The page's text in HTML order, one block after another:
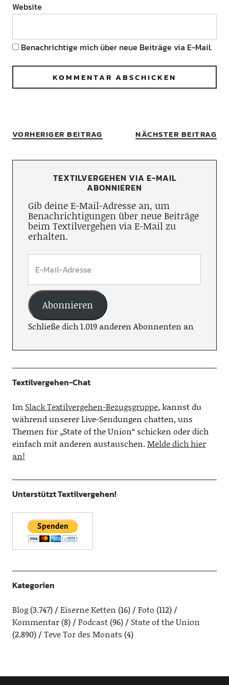
Website
Benachrichtige mich über neue Beiträge via E-Mail.
VORHERIGER BEITRAG NÄCHSTER BEITRAG
TEXTILVERGEHEN VIA E-MAIL
ABONNIEREN
Gib deine E-Mail-Adresse an, um
Benachrichtigungen über neue Beiträge
beim Textilvergehen via E-Mail zu
erhalten.
Abonnieren
Schließe dich 1.019 anderen Abonnenten an
Textilvergehen-Chat
Im Slack Textilvergehen-Bezugsgruppe, kannst du
während unserer Live-Sendungen chatten, uns
Themen für „State of the Union“ schicken oder dich
einfach mit anderen austauschen.Melde dich hier
an!
Unterstützt Textilvergehen!
Kategorien
Blog(3.747) Eiserne Ketten (16) Foto (112)
Kommentar(8) Podcast(96)
State of the Union
(2.890)
Teve Tor des Monats (4)